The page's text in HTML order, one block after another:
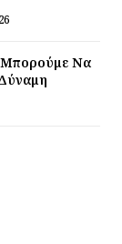
Μπορούμε Να